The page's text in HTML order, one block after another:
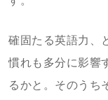
確固たる英語力、
慣れも多分に影響
るかと。そのうち